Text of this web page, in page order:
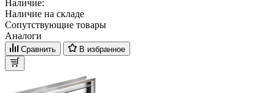
Наличие:
Наличие на складе
Сопутствующие товары
Аналоги
Сравнить В избранное